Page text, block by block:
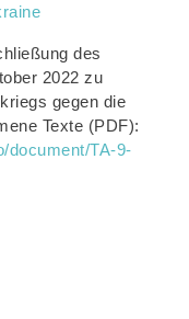
des
2022 zu
gegen die
Texte (PDF):
document/TA-9-